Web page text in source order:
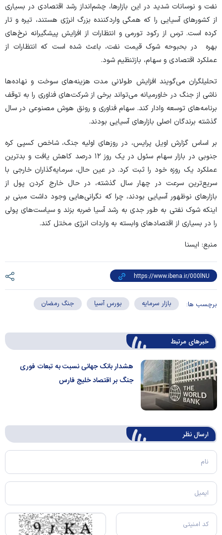
نفت و نوسانات شدید در این بازارها، چشم‌انداز رشد اقتصادی در بسیاری
از کشورهای آسیایی را که همگی واردکننده بزرگ انرژی هستند، تیره و تار
کرده است. ترس از رکود تورمی و انتظارات از افزایش پیشگیرانه نرخ‌های
بهره در بحبوحه شوک قیمت نفت، باعث شده است که انتظارات از
عملکرد اقتصادی و سهام، بازتنظیم شود.
تحلیلگران می‌گویند افزایش طولانی مدت هزینه‌های سوخت و نهاده‌ها
ناشی از جنگ در خاورمیانه می‌تواند برخی از شرکت‌های فناوری را به توقف
برنامه‌های توسعه وادار کند. سهام فناوری و رونق هوش مصنوعی در سال
گذشته برندگان اصلی بازارهای آسیایی بودند.
بر اساس گزارش اویل پرایس، در روزهای اولیه جنگ، شاخص کسپی کره
جنوبی در بازار سهام سئول در یک روز ۱۲ درصد کاهش یافت و بدترین
عملکرد یک روزه خود را ثبت کرد. در عین حال، سرمایه‌گذاران خارجی با
سریع‌ترین سرعت در چهار سال گذشته، در حال خارج کردن پول از
بازارهای نوظهور آسیایی بودند، چرا که نگرانی‌هایی وجود داشت مبنی بر
اینکه شوک نفتی به طور جدی به رشد آسیا ضربه بزند و سیاست‌های پولی
را در بسیاری از اقتصادهای وابسته به واردات انرژی مختل کند.
منبع: ایسنا
برچسب ها: بازار سرمایه بورس آسیا جنگ رمضان
خبرهای مرتبط
هشدار بانک جهانی نسبت به تبعات فوری
جنگ بر اقتصاد خلیج فارس
ارسال‌ نظر